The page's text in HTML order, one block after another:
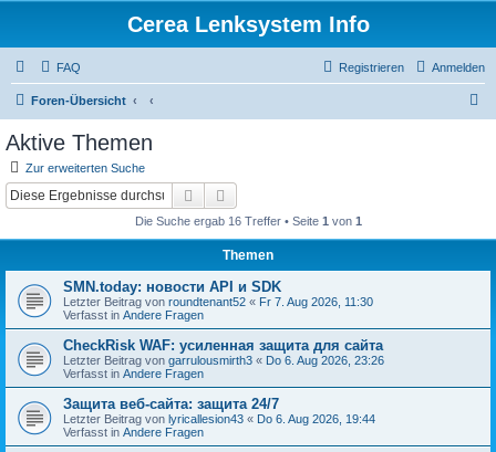
Cerea Lenksystem Info
FAQ Anmelden
Registrieren
Foren-Übersicht
Aktive Themen
Zur erweiterten Suche
Suche
Die Suche ergab 16 Treffer • Seite 1 von 1
Themen
SMN.today: новости API и SDK
Letzter Beitrag von roundtenant52 « Fr 7. Aug 2026, 11:30
Verfasst in Andere Fragen
CheckRisk WAF: усиленная защита для сайта
Letzter Beitrag von garrulousmirth3 « Do 6. Aug 2026, 23:26
Verfasst in Andere Fragen
Защита веб-сайта: защита 24/7
Letzter Beitrag von lyricallesion43 « Do 6. Aug 2026, 19:44
Verfasst in Andere Fragen